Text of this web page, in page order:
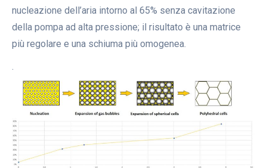
nucleazione dell’aria intorno al 65% senza cavitazione
della pompa ad alta pressione; il risultato è una matrice
più regolare e una schiuma più omogenea.